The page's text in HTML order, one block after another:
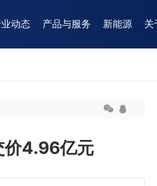
动态 产品与服务 新能源 关
价4.96亿元